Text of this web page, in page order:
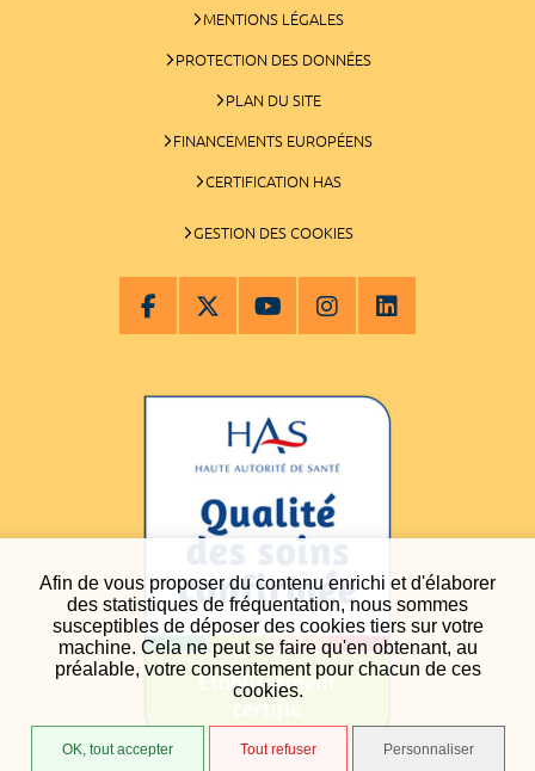
Afin de vous proposer du contenu enrichi et d'élaborer
des statistiques de fréquentation, nous sommes
susceptibles de déposer des cookies tiers sur votre
machine. Cela ne peut se faire qu'en obtenant, au
préalable, votre consentement pour chacun de ces
cookies.
OK, tout accepter Tout refuser Personnaliser
MENTIONS LÉGALES
PROTECTION DES DONNÉES
PLAN DU SITE
FINANCEMENTS EUROPÉENS
CERTIFICATION HAS
GESTION DES COOKIES